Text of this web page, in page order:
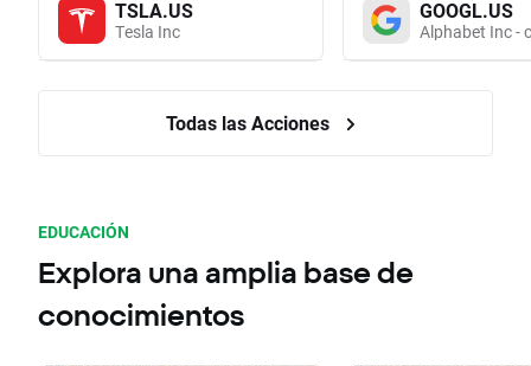
TSLA.US
Tesla Inc
GOOGL.US
Alphabet Inc -
Todas las Acciones
EDUCACIÓN
Explora una amplia base de
conocimientos